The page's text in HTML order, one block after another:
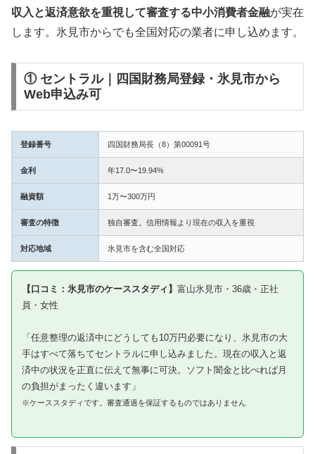
収入と返済意欲を重視して審査する中小消費者金融が実在
します。氷見市からでも全国対応の業者に申し込めます。
① セントラル｜四国財務局登録・氷見市から
Web申込み可
登録番号 四国財務局長（8）第00091号
金利 年17.0〜19.94%
融資額 1万〜300万円
審査の特徴 独自審査。信用情報より現在の収入を重視
対応地域 氷見市を含む全国対応
【口コミ：氷見市のケーススタディ】 富山氷見市・36歳・正社
員・女性
「任意整理の返済中にどうしても10万円必要になり、氷見市の大
手はすべて落ちてセントラルに申し込みました。現在の収入と返
済中の状況を正直に伝えて無事に可決。ソフト闇金と比べれば月
の負担がまったく違います」
※ケーススタディです。審査通過を保証するものではありません